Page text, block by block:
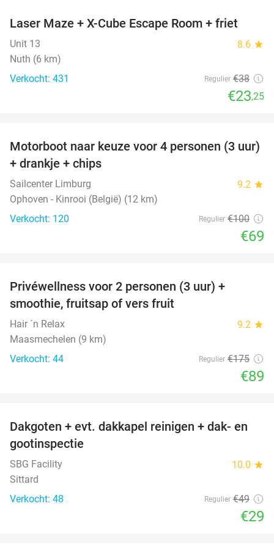
39%
Laser Maze + X-Cube Escape Room + friet
Unit 13 8.6 star
Nuth (6 km)
Verkocht: 431
Regulier €38
€23,25
31%
Motorboot naar keuze voor 4 personen (3 uur)
+ drankje + chips
Sailcenter Limburg 9.2 star
Ophoven - Kinrooi (België) (12 km)
Verkocht: 120
Regulier €100
€69
Privéwellness voor 2 personen (3 uur) +
smoothie, fruitsap of vers fruit
Hair ´n Relax 9.2 star
Maasmechelen (9 km)
Verkocht: 44
Regulier €175
€89
41%
Dakgoten + evt. dakkapel reinigen + dak- en
gootinspectie
SBG Facility 10.0 star
Sittard
Verkocht: 48
Regulier €49
€29